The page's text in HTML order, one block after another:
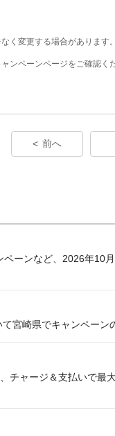
く変更する場合があります
ンペーンページをご確認く
前へ
ーンなど、2026年10
宮崎県でキャンペーン
チャージ＆支払いで最